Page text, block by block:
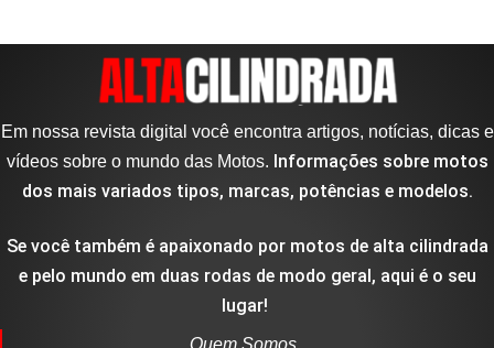
Em nossa revista digital você encontra artigos, notícias, dicas e
vídeos sobre o mundo das Motos. Informações sobre motos
dos mais variados tipos, marcas, potências e modelos.
Se você também é apaixonado por motos de alta cilindrada
e pelo mundo em duas rodas de modo geral, aqui é o seu
lugar!
Quem Somos